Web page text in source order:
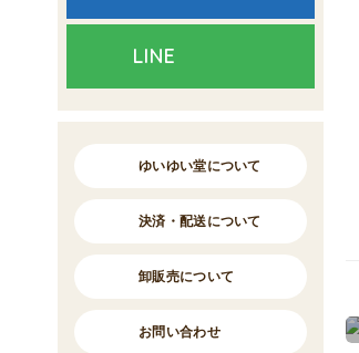
LINE
ゆいゆい堂について
決済・配送について
卸販売について
お問い合わせ